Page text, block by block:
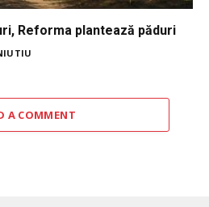
Reforma plantează păduri
A COMMENT